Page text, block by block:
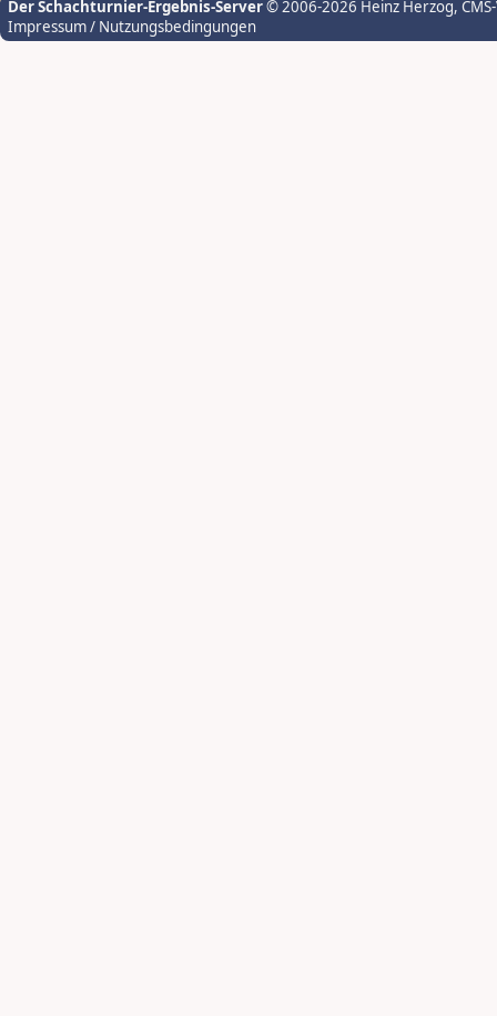
Der Schachturnier-Ergebnis-Server© 2006-2026 Heinz Herzog,
Impressum / Nutzungsbedingungen